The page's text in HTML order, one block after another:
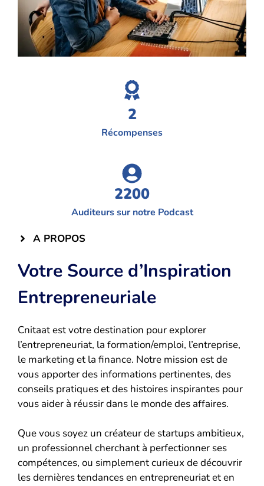
2
Récompenses
2200
Auditeurs sur notre Podcast
A PROPOS
Votre Source d’Inspiration
Entrepreneuriale
Cnitaat est votre destination pour explorer
l’entrepreneuriat, la formation/emploi, l’entreprise,
le marketing et la finance. Notre mission est de
vous apporter des informations pertinentes, des
conseils pratiques et des histoires inspirantes pour
vous aider à réussir dans le monde des affaires.
Que vous soyez un créateur de startups ambitieux,
un professionnel cherchant à perfectionner ses
compétences, ou simplement curieux de découvrir
les dernières tendances en entrepreneuriat et en